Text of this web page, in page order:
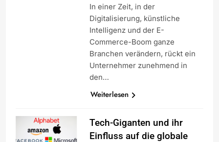
In einer Zeit, in der
Digitalisierung, künstliche
Intelligenz und der E-
Commerce-Boom ganze
Branchen verändern, rückt ein
Unternehmer zunehmend in
den…
Weiterlesen
Tech-Giganten und ihr
Einfluss auf die globale